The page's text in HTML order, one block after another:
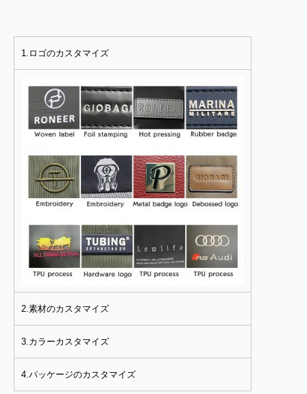
1.ロゴのカスタマイズ
2.素材のカスタマイズ
3.カラーカスタマイズ
4.パッケージのカスタマイズ